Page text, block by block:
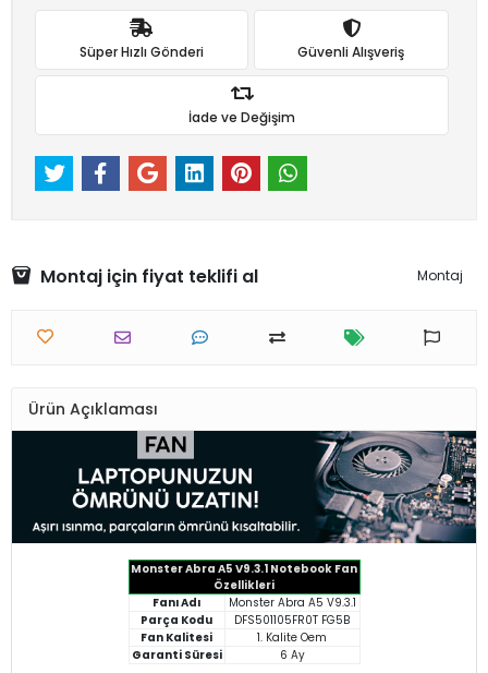
Süper Hızlı Gönderi Güvenli Alışveriş
İade ve Değişim
Montaj için fiyat teklifi al Montaj
Ürün Açıklaması
Monster Abra A5 V9.3.1 Notebook Fan
Özellikleri
Fanı Adı
Monster Abra A5 V9.3.1
Parça Kodu
DFS501105FR0T FG5B
Fan Kalitesi
1. Kalite Oem
Garanti Süresi
6 Ay